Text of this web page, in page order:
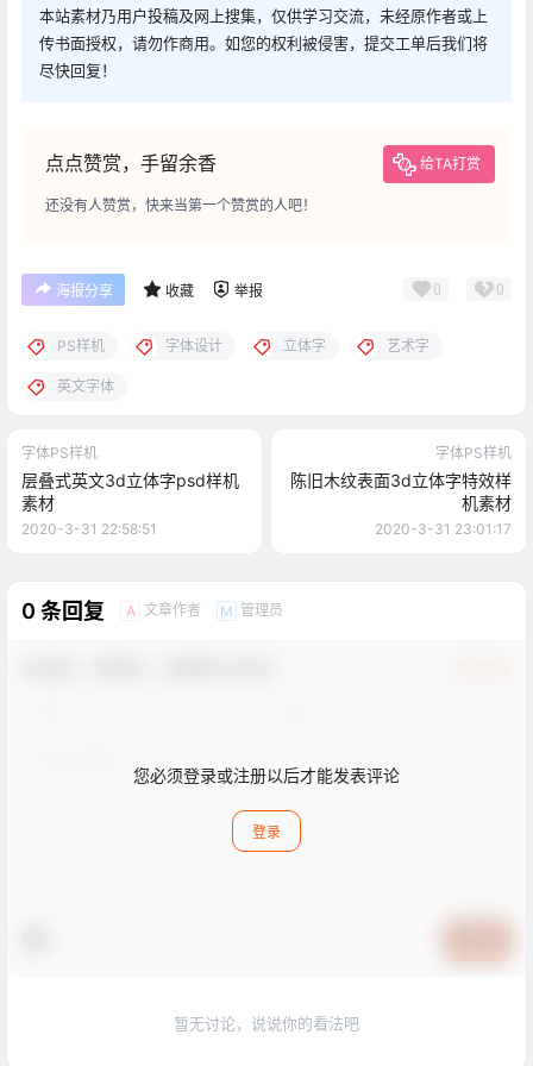
本站素材乃用户投稿及网上搜集，仅供学习交流，未经原作者或上
传书面授权，请勿作商用。如您的权利被侵害，提交工单后我们将
尽快回复！
点点赞赏，手留余香 给TA打赏
还没有人赞赏，快来当第一个赞赏的人吧！
海报分享 收藏 举报 0 0
PS样机 字体设计 立体字 艺术字
英文字体
字体PS样机
层叠式英文3d立体字psd样机
素材
2020-3-31 22:58:51
字体PS样机
陈旧木纹表面3d立体字特效样
机素材
2020-3-31 23:01:17
0 条回复 A 文章作者 M 管理员
您必须登录或注册以后才能发表评论
登录
暂无讨论，说说你的看法吧